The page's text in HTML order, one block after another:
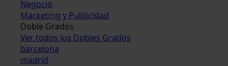
Negocio
Marketing y Publicidad
Doble Grados
Ver todos los Dobles Grados
barcelona
madrid